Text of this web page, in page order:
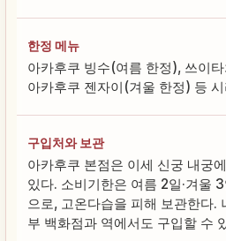
한정 메뉴
아카후쿠 빙수(여름 한정), 쓰이
아카후쿠 젠자이(겨울 한정) 등
구입처와 보관
아카후쿠 본점은 이세 신궁 내궁
있다. 소비기한은 여름 2일·겨울
으로, 고온다습을 피해 보관한다.
부 백화점과 역에서도 구입할 수